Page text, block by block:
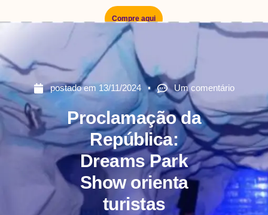
Compre aqui
postado em 13/11/2024 Um comentário
Proclamação da
República:
Dreams Park
Show orienta
turistas